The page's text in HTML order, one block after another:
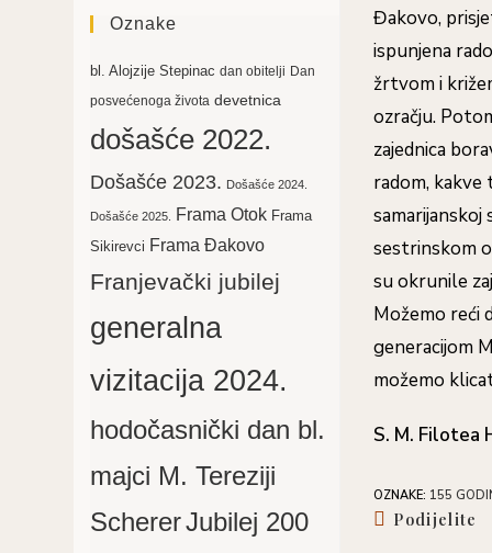
Đakovo,
ispunjena
žrtvom i
ozračju.
zajednica
radom, kakve
samarijanskoj
sestrinskom
su okrunile
Možemo reći
generacijom
možemo
S. M. Filotea
OZNAKE: 155
Podijelite
Oznake
bl. Alojzije Stepinac dan obitelji Dan
posvećenoga života devetnica
došašće 2022.
Došašće 2023. Došašće 2024.
Došašće 2025. Frama Otok Frama
Sikirevci Frama Đakovo
Franjevački jubilej
generalna
vizitacija 2024.
hodočasnički dan bl.
majci M. Tereziji
SchererJubilej 200